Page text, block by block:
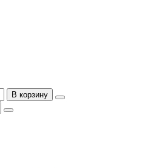
В корзину